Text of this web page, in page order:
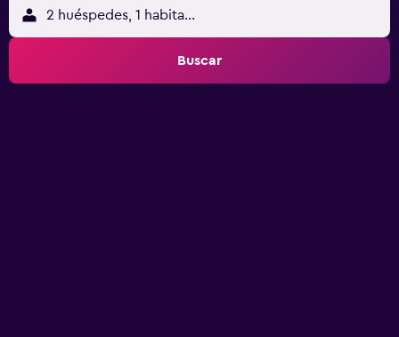
2 huéspedes, 1 habitación
Buscar